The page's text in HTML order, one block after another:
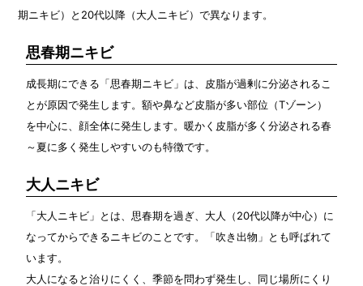
期ニキビ）と20代以降（大人ニキビ）で異なります。
思春期ニキビ
成長期にできる「思春期ニキビ」は、皮脂が過剰に分泌されるこ
とが原因で発生します。額や鼻など皮脂が多い部位（Tゾーン）
を中心に、顔全体に発生します。暖かく皮脂が多く分泌される春
～夏に多く発生しやすいのも特徴です。
大人ニキビ
「大人ニキビ」とは、思春期を過ぎ、大人（20代以降が中心）に
なってからできるニキビのことです。「吹き出物」とも呼ばれて
います。
大人になると治りにくく、季節を問わず発生し、同じ場所にくり